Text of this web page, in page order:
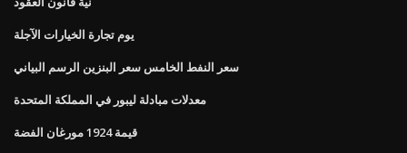
يوم تجارة الخيارات الآجلة
سعر النفط الخامس سعر البنزين الرسم البياني
معدلات مبادلة ليبور في المملكة المتحدة
قيمة 1924 مورغان الفضة